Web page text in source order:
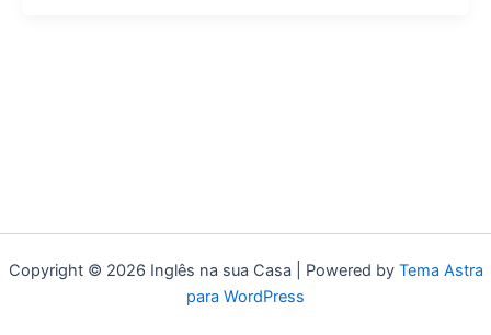
Copyright © 2026 Inglês na sua Casa | Powered by Tema Astra
para WordPress